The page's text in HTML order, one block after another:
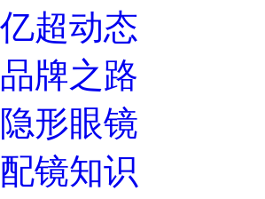
亿超动态
品牌之路
隐形眼镜
配镜知识